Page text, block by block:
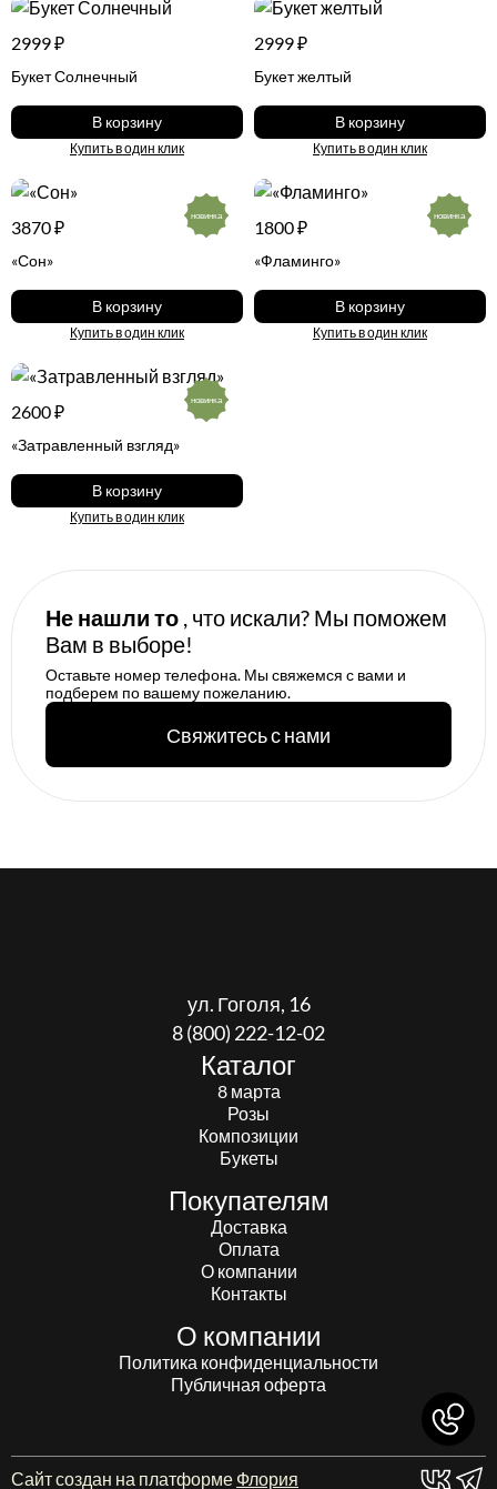
2999 ₽
Букет Солнечный
Купить в один клик
В корзину
2999 ₽
Букет желтый
Купить в один клик
В корзину
3870 ₽
«Сон»
Купить в один клик
В корзину
новинка
1800 ₽
«Фламинго»
Купить в один клик
В корзину
новинка
2600 ₽
«Затравленный взгляд»
Купить в один клик
В корзину
новинка
Не нашли то , что искали? Мы поможем
Вам в выборе!
Оставьте номер телефона. Мы свяжемся с вами и
подберем по вашему пожеланию.
Свяжитесь с нами
ул. Гоголя, 16
8 (800) 222-12-02
Каталог
8 марта
Розы
Композиции
Букеты
Покупателям
Доставка
Оплата
О компании
Контакты
О компании
Политика конфиденциальности
Публичная оферта
Сайт создан на платформе Флория